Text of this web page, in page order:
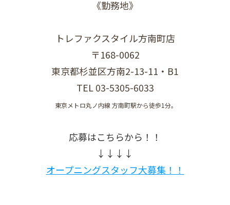
《勤務地》
トレファクスタイル方南町店
〒168-0062
東京都杉並区方南2-13-11・B1
TEL 03-5305-6033
東京メトロ丸ノ内線 方南町駅から徒歩1分。
応募はこちらから！！
↓↓↓↓
オープニングスタッフ大募集！！